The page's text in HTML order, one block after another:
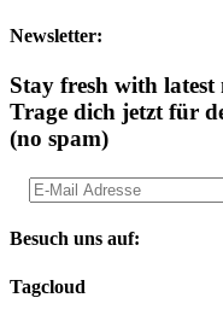
Newsletter:
Stay fresh with
Trage dich jetzt für
(no spam)
Besuch uns auf:
Tagcloud